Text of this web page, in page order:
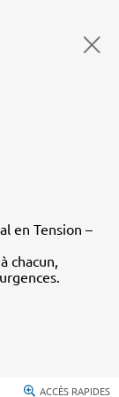
en Tension –
chacun,
ACCÈS RAPIDES